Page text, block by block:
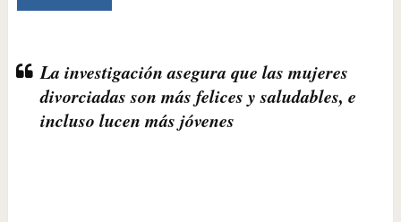
La investigación asegura que las mujeres
divorciadas son más felices y saludables, e
incluso lucen más jóvenes